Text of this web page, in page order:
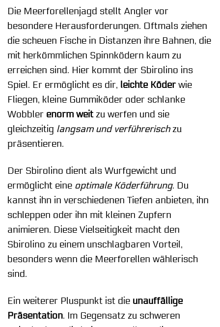
Die Meerforellenjagd stellt Angler vor
besondere Herausforderungen. Oftmals ziehen
die scheuen Fische in Distanzen ihre Bahnen, die
mit herkömmlichen Spinnködern kaum zu
erreichen sind. Hier kommt der Sbirolino ins
Spiel. Er ermöglicht es dir, leichte Köderwie
Fliegen, kleine Gummiköder oder schlanke
Wobbler enorm weitzu werfen und sie
gleichzeitig langsam und verführerischzu
präsentieren.
Der Sbirolino dient als Wurfgewicht und
ermöglicht eine optimale Köderführung. Du
kannst ihn in verschiedenen Tiefen anbieten, ihn
schleppen oder ihn mit kleinen Zupfern
animieren. Diese Vielseitigkeit macht den
Sbirolino zu einem unschlagbaren Vorteil,
besonders wenn die Meerforellen wählerisch
sind.
Ein weiterer Pluspunkt ist die unauffällige
Präsentation. Im Gegensatz zu schweren